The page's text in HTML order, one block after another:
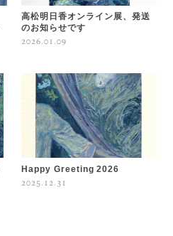
高松明日香オンライン展、発送
のお知らせです
2026.01.09
Happy Greeting 2026
2025.12.31